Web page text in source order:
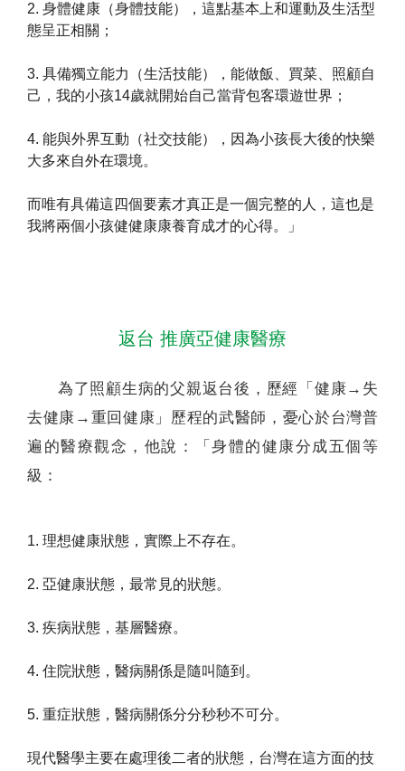
2. 身體健康（身體技能），這點基本上和運動及生活型
態呈正相關；
3. 具備獨立能力（生活技能），能做飯、買菜、照顧自
己，我的小孩14歲就開始自己當背包客環遊世界；
4. 能與外界互動（社交技能），因為小孩長大後的快樂
大多來自外在環境。
而唯有具備這四個要素才真正是一個完整的人，這也是
我將兩個小孩健健康康養育成才的心得。」
返台 推廣亞健康醫療
為了照顧生病的父親返台後，歷經「健康→失
去健康→重回健康」歷程的武醫師，憂心於台灣普
遍的醫療觀念，他說：「身體的健康分成五個等
級：
1. 理想健康狀態，實際上不存在。
2. 亞健康狀態，最常見的狀態。
3. 疾病狀態，基層醫療。
4. 住院狀態，醫病關係是隨叫隨到。
5. 重症狀態，醫病關係分分秒秒不可分。
現代醫學主要在處理後二者的狀態，台灣在這方面的技